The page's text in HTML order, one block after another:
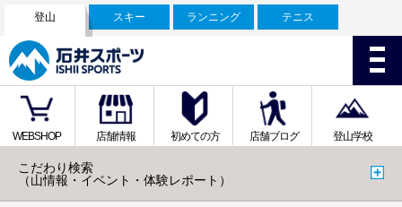
登山 スキー ランニング テニス
WEBSHOP 店舗情報 初めての方 店舗ブログ 登山学校
こだわり検索
（山情報・イベント・体験レポート）